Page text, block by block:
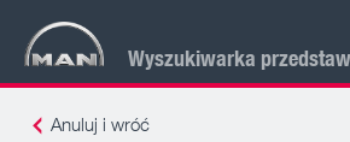
Wyszukiwarka
Anuluj i wróć